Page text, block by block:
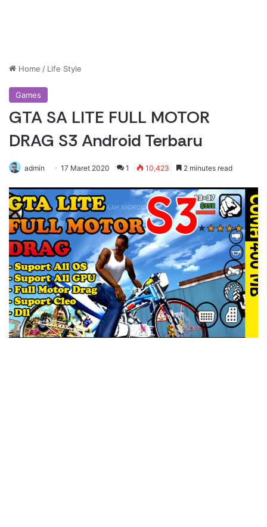
Home / Life Style
Games
GTA SA LITE FULL MOTOR
DRAG S3 Android Terbaru
admin 17 Maret 2020 1 10,423 2 minutes read